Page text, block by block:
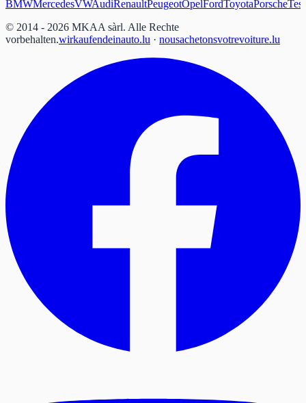
BMWMercedesVWAudiRenaultPeugeotOpelFordToyotaPorsche
© 2014 - 2026 MKAA sàrl. Alle Rechte
vorbehalten.wirkaufendeinauto.lu · nousachetonsvotrevoiture.lu